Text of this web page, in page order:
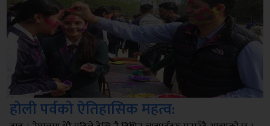
होली पर्वको ऐतिहासिक महत्व: